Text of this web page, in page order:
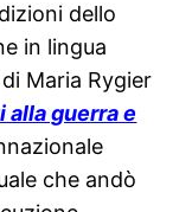
dello
in lingua
Maria Rygier
alla guerra e
che andò